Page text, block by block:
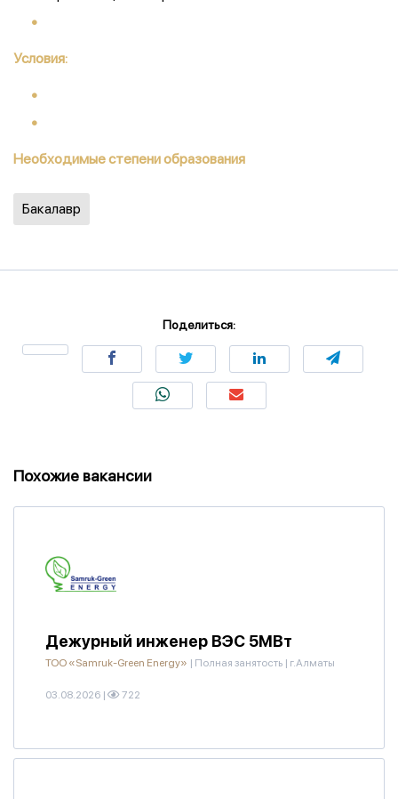
Условия:
Необходимые степени образования
Бакалавр
Поделиться:
Похожие вакансии
Дежурный инженер ВЭС 5МВт
ТОО «Samruk-Green Energy» | Полная занятость | г.Алматы
03.08.2026 | 722